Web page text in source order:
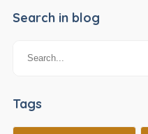
Search in blog
Tags